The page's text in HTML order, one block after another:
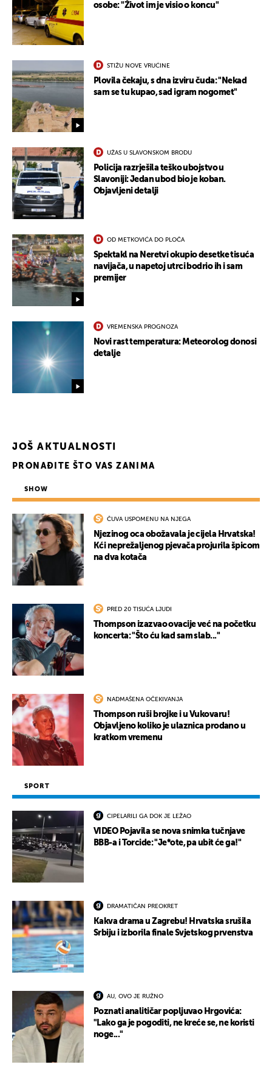
osobe: "Život im je visio o koncu"
STIŽU NOVE VRUĆINE
Plovila čekaju, s dna izviru čuda: "Nekad
sam se tu kupao, sad igram nogomet"
UŽAS U SLAVONSKOM BRODU
Policija razrješila teško ubojstvo u
Slavoniji: Jedan ubod bio je koban.
Objavljeni detalji
OD METKOVIĆA DO PLOČA
Spektakl na Neretvi okupio desetke tisuća
navijača, u napetoj utrci bodrio ih i sam
premijer
VREMENSKA PROGNOZA
Novi rast temperatura: Meteorolog donosi
detalje
JOŠ AKTUALNOSTI
PRONAĐITE ŠTO VAS ZANIMA
SHOW
ČUVA USPOMENU NA NJEGA
Njezinog oca obožavala je cijela Hrvatska!
Kći neprežaljenog pjevača projurila špicom
na dva kotača
PRED 20 TISUĆA LJUDI
Thompson izazvao ovacije već na početku
koncerta: "Što ću kad sam slab..."
NADMAŠENA OČEKIVANJA
Thompson ruši brojke i u Vukovaru!
Objavljeno koliko je ulaznica prodano u
kratkom vremenu
SPORT
CIPELARILI GA DOK JE LEŽAO
VIDEO Pojavila se nova snimka tučnjave
BBB-a i Torcide: "Je*ote, pa ubit će ga!"
DRAMATIČAN PREOKRET
Kakva drama u Zagrebu! Hrvatska srušila
Srbiju i izborila finale Svjetskog prvenstva
AU, OVO JE RUŽNO
Poznati analitičar popljuvao Hrgovića:
"Lako ga je pogoditi, ne kreće se, ne koristi
noge..."
UKLJUČITE NOTIFIKACIJE